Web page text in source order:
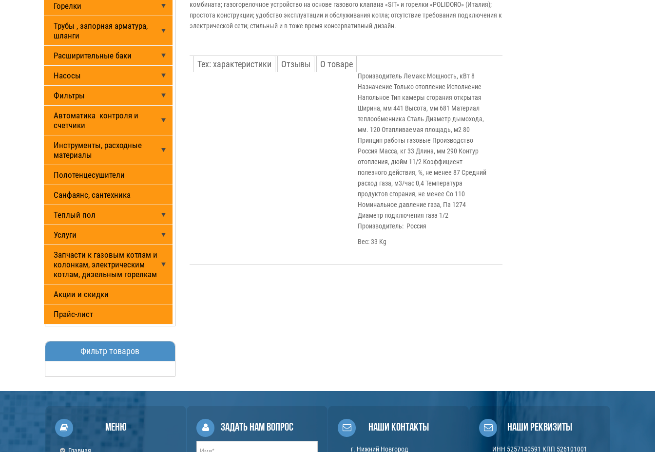
Горелки
Трубы , запорная арматура,
шланги
Расширительные баки
Насосы
Фильтры
Автоматика контроля и
счетчики
Инструменты, расходные
материалы
Полотенцесушители
Санфаянс, сантехника
Теплый пол
Услуги
Запчасти к газовым котлам и
колонкам, электрическим
котлам, дизельным горелкам
Акции и скидки
Прайс-лист
Фильтр товаров
комбината; газогорелочное устройство на основе газового клапана «SIT» и горелки «POLIDORO» (Италия);
простота конструкции; удобство эксплуатации и обслуживания котла; отсутствие требования подключения к
электрической сети; стильный и в тоже время консервативный дизайн.
Тех: характеристики Отзывы О товаре
Производитель Лемакс Мощность, кВт 8
Назначение Только отопление Исполнение
Напольное Тип камеры сгорания открытая
Ширина, мм 441 Высота, мм 681 Материал
теплообменника Сталь Диаметр дымохода,
мм. 120 Отапливаемая площадь, м2 80
Принцип работы газовые Производство
Россия Масса, кг 33 Длина, мм 290 Контур
отопления, дюйм 11/2 Коэффициент
полезного действия, %, не менее 87 Средний
расход газа, м3/час 0,4 Температура
продуктов сгорания, не менее Со 110
Номинальное давление газа, Па 1274
Диаметр подключения газа 1/2
Производитель: Россия
Вес:33 Kg
Меню Задать нам вопрос Наши контакты
г. Нижний Новгород
Наши реквизиты
ИНН 5257140591 КПП 526101001